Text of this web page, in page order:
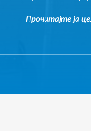
Прочитајте ја